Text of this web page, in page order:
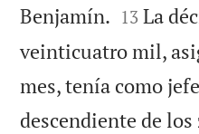
Benjamín. 

13 La
veinticuatro mil,
mes, tenía como
descendiente de